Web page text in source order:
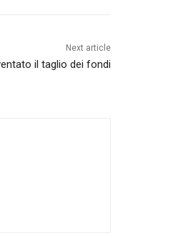
Next article
il taglio dei fondi